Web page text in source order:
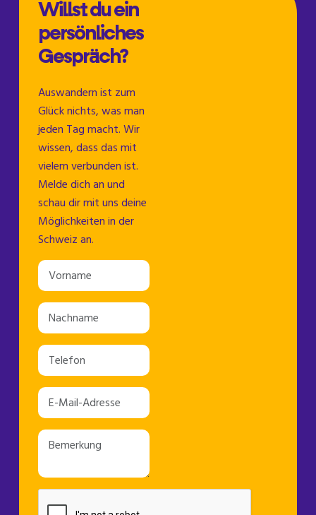
Willst du ein
persönliches
Gespräch?
Auswandern ist zum
Glück nichts, was man
jeden Tag macht. Wir
wissen, dass das mit
vielem verbunden ist.
Melde dich an und
schau dir mit uns deine
Möglichkeiten in der
Schweiz an.